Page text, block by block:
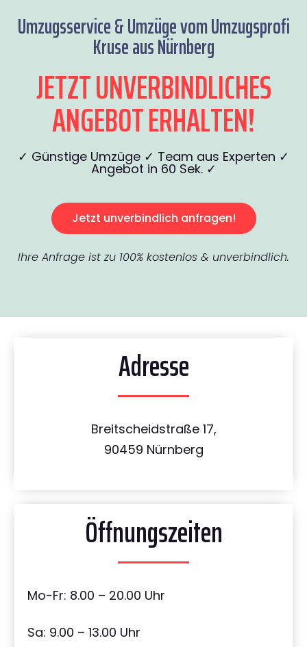
Umzugsservice & Umzüge vom Umzugsprofi
Kruse aus Nürnberg
JETZT UNVERBINDLICHES
ANGEBOT ERHALTEN!
✓ Günstige Umzüge ✓ Team aus Experten ✓
Angebot in 60 Sek. ✓
Jetzt unverbindlich anfragen!
Ihre Anfrage ist zu 100% kostenlos & unverbindlich.
Adresse
Breitscheidstraße 17,
90459 Nürnberg
Öffnungszeiten
Mo-Fr: 8.00 – 20.00 Uhr
Sa: 9.00 – 13.00 Uhr